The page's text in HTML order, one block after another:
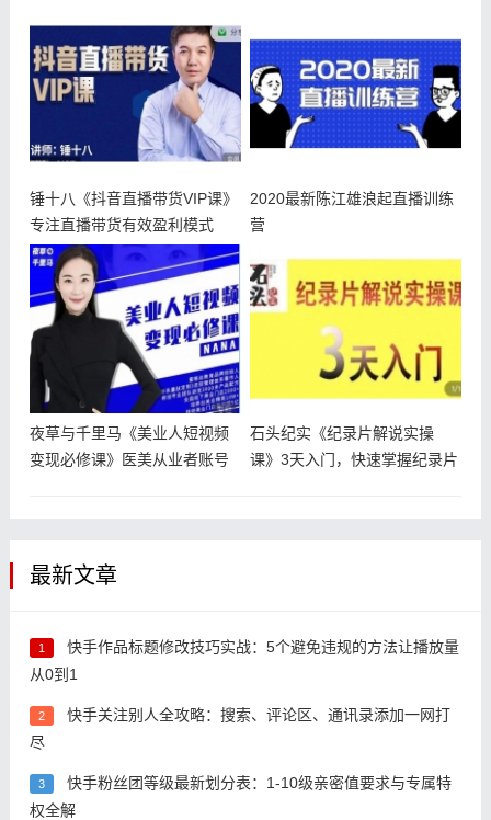
锤十八《抖音直播带货VIP课》
专注直播带货有效盈利模式
2020最新陈江雄浪起直播训练
营
夜草与千里马《美业人短视频
变现必修课》医美从业者账号
石头纪实《纪录片解说实操
课》3天入门，快速掌握纪录片
最新文章
1
快手作品标题修改技巧实战：5个避免违规的方法让播放量
从0到1
2
快手关注别人全攻略：搜索、评论区、通讯录添加一网打
尽
3
快手粉丝团等级最新划分表：1-10级亲密值要求与专属特
权全解